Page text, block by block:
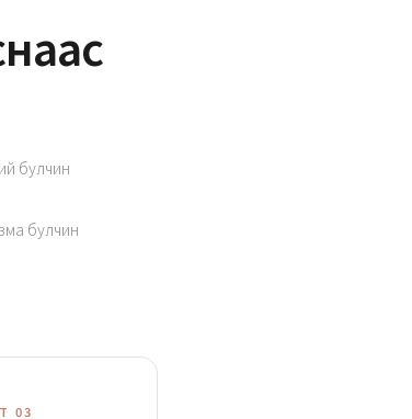
булчин
булчин
03